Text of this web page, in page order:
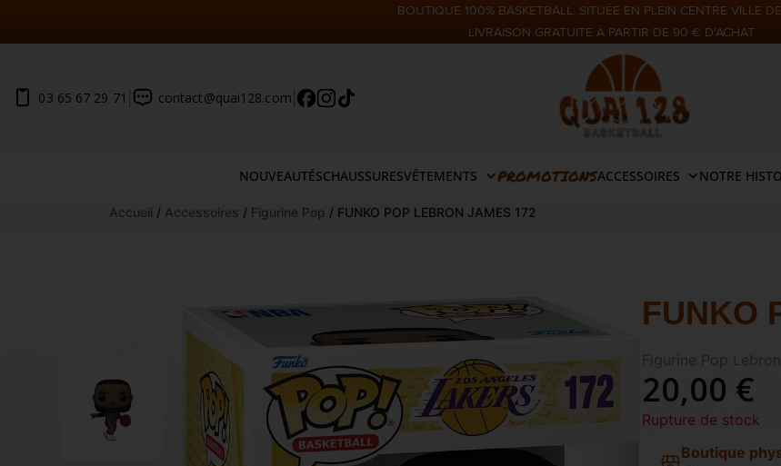
BOUTIQUE 100% BASKETBALL. SITUÉE EN PLEIN CENTRE VILLE
LIVRAISON GRATUITE À PARTIR DE 90 € D'ACHAT
03 65 67 29 71 contact@quai128.com
NOUVEAUTÉSCHAUSSURESVÊTEMENTS PROMOTIONSACCESSOIRES NOTRE
Accueil / Accessoires / Figurine Pop / FUNKO POP LEBRON JAMES 172
FUNKO
Figurine Pop
20,00 €
Rupture de stock
Boutique